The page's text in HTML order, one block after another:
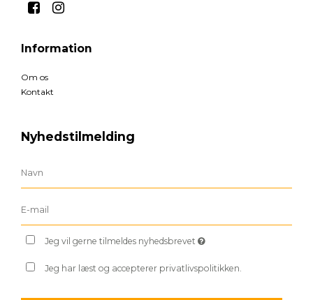
Information
Om os
Kontakt
Nyhedstilmelding
Jeg vil gerne tilmeldes nyhedsbrevet
Jeg har læst og accepterer privatlivspolitikken.